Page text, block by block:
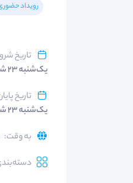
رویداد
تاریخ
یک‌شنبه ۲۳ شهریور ۱۴۰۴ ، ساعت ۱۴:۳۰
تاریخ
یک‌شنبه ۲۳ شهریور ۱۴۰۴ ، ساعت ۱۶:۳۰
به وقت: